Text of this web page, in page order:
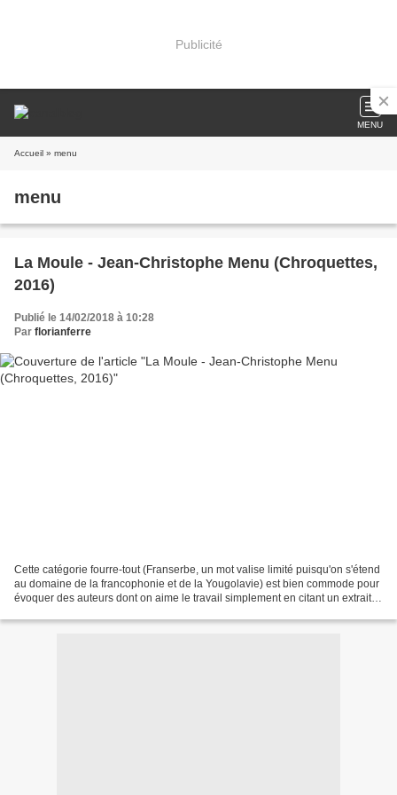
Publicité
MENU
Accueil » menu
menu
La Moule - Jean-Christophe Menu (Chroquettes,
2016)
Publié le 14/02/2018 à 10:28
Par florianferre
Cette catégorie fourre-tout (Franserbe, un mot valise limité puisqu'on s'étend
au domaine de la francophonie et de la Yougolavie) est bien commode pour
évoquer des auteurs dont on aime le travail simplement en citant un extrait